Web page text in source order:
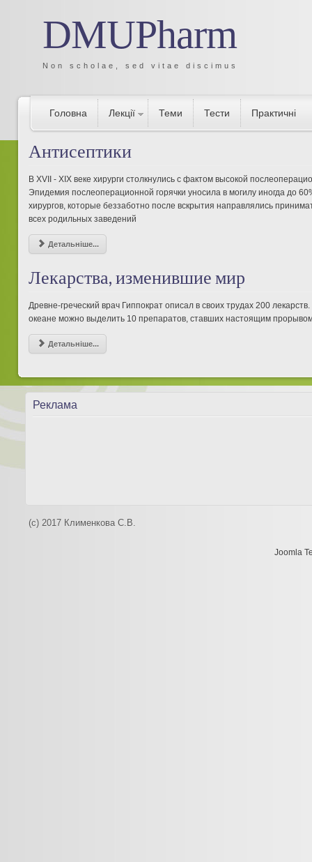
DMUPharm
Non scholae, sed vitae discimus
Головна Лекції Теми Тести Практичні
Антисептики
В XVII - XIX веке хирурги столкнулись с фактом высокой
Эпидемия послеоперационной горячки уносила в могилу иногда до
хирургов, которые беззаботно после вскрытия направлялись
всех родильных заведений
Детальніше...
Лекарства, изменившие мир
Древне-греческий врач Гиппократ описал в своих трудах 200
океане можно выделить 10 препаратов, ставших настоящим
Детальніше...
Реклама
(c) 2017 Клименкова С.В.
Joomla